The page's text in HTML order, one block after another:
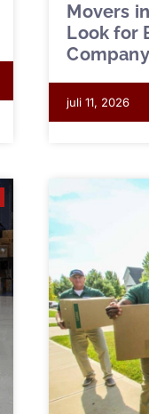
Movers
Look for
juli 11, 2026